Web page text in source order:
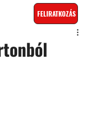
FELIRATKOZÁS